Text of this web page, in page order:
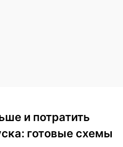
и потратить
готовые схемы